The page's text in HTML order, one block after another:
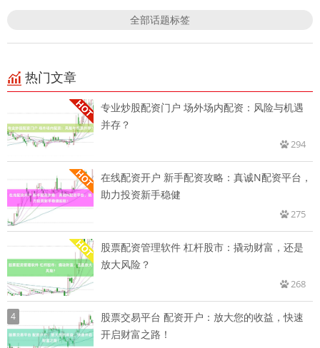
全部话题标签
热门文章
专业炒股配资门户 场外场内配资：风险与机遇
并存？
294
在线配资开户 新手配资攻略：真诚N配资平台，
助力投资新手稳健
275
股票配资管理软件 杠杆股市：撬动财富，还是
放大风险？
268
4
股票交易平台 配资开户：放大您的收益，快速
开启财富之路！